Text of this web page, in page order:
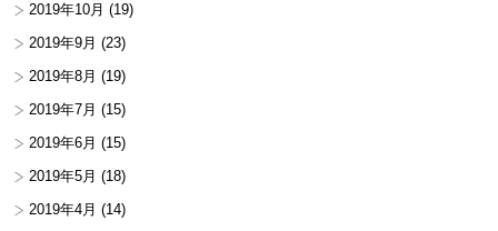
2019年10月 (19)
2019年9月 (23)
2019年8月 (19)
2019年7月 (15)
2019年6月 (15)
2019年5月 (18)
2019年4月 (14)